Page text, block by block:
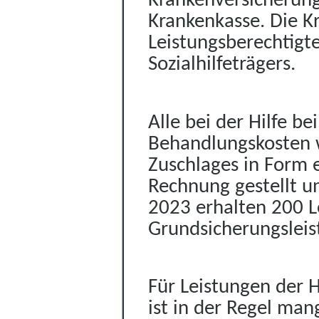
Krankenkasse. Die
Sozialhilfeträgers.
Alle bei der Hilfe
Zuschlages in Form
Rechnung gestellt
2023 erhalten 200
Für Leistungen der
ist in der Regel